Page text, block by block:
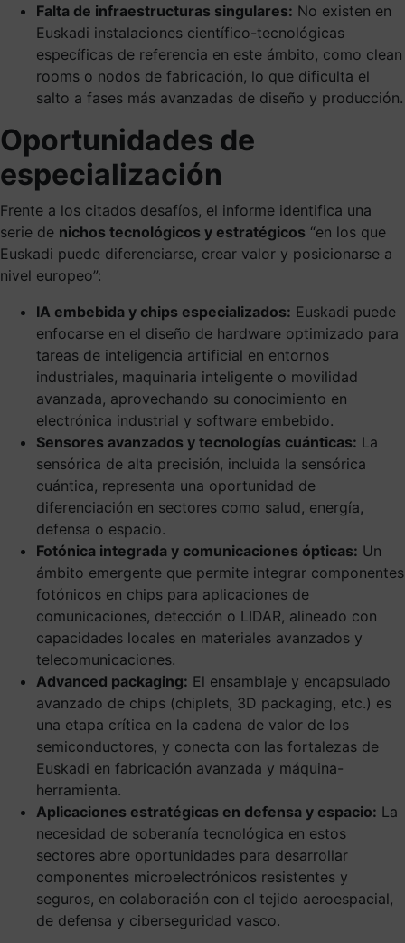
Falta de infraestructuras singulares: No existen en
Euskadi instalaciones científico-tecnológicas
específicas de referencia en este ámbito, como clean
rooms o nodos de fabricación, lo que dificulta el
salto a fases más avanzadas de diseño y producción.
Oportunidades de
especialización
Frente a los citados desafíos, el informe identifica una
serie de nichos tecnológicos y estratégicos “en los que
Euskadi puede diferenciarse, crear valor y posicionarse a
nivel europeo”:
IA embebida y chips especializados: Euskadi puede
enfocarse en el diseño de hardware optimizado para
tareas de inteligencia artificial en entornos
industriales, maquinaria inteligente o movilidad
avanzada, aprovechando su conocimiento en
electrónica industrial y software embebido.
Sensores avanzados y tecnologías cuánticas: La
sensórica de alta precisión, incluida la sensórica
cuántica, representa una oportunidad de
diferenciación en sectores como salud, energía,
defensa o espacio.
Fotónica integrada y comunicaciones ópticas: Un
ámbito emergente que permite integrar componentes
fotónicos en chips para aplicaciones de
comunicaciones, detección o LIDAR, alineado con
capacidades locales en materiales avanzados y
telecomunicaciones.
Advanced packaging: El ensamblaje y encapsulado
avanzado de chips (chiplets, 3D packaging, etc.) es
una etapa crítica en la cadena de valor de los
semiconductores, y conecta con las fortalezas de
Euskadi en fabricación avanzada y máquina-
herramienta.
Aplicaciones estratégicas en defensa y espacio: La
necesidad de soberanía tecnológica en estos
sectores abre oportunidades para desarrollar
componentes microelectrónicos resistentes y
seguros, en colaboración con el tejido aeroespacial,
de defensa y ciberseguridad vasco.